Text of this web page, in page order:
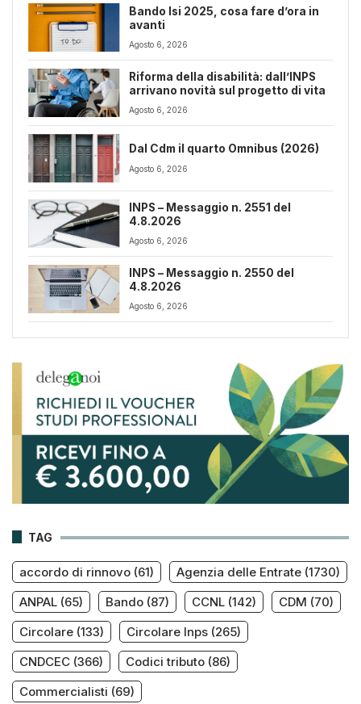
Bando Isi 2025, cosa fare d’ora in
avanti
Agosto 6, 2026
Riforma della disabilità: dall’INPS
arrivano novità sul progetto di vita
Agosto 6, 2026
Dal Cdm il quarto Omnibus (2026)
Agosto 6, 2026
INPS – Messaggio n. 2551 del
4.8.2026
Agosto 6, 2026
INPS – Messaggio n. 2550 del
4.8.2026
Agosto 6, 2026
TAG
accordo di rinnovo (61) Agenzia delle Entrate (1730)
ANPAL (65) Bando (87) CCNL (142) CDM (70)
Circolare (133) Circolare Inps (265)
CNDCEC (366) Codici tributo (86)
Commercialisti (69)